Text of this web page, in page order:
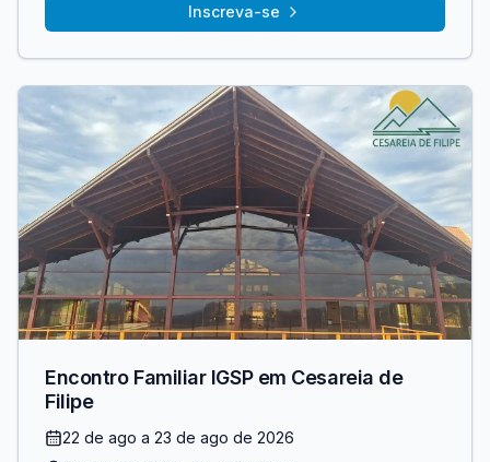
Inscreva-se
Encontro Familiar IGSP em Cesareia de
Filipe
22 de ago a 23 de ago de 2026